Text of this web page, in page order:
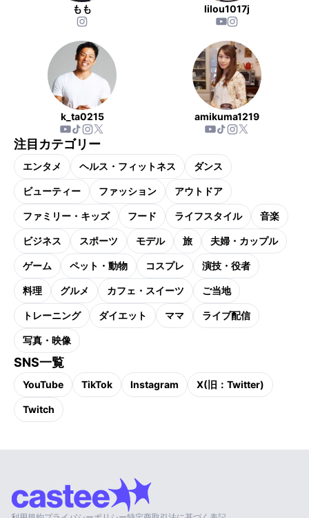
もも lilou1017j
k_ta0215 amikuma1219
注目カテゴリー
エンタメ ヘルス・フィットネス ダンス
ビューティー ファッション アウトドア
ファミリー・キッズ フード ライフスタイル 音楽
ビジネス スポーツ モデル 旅 夫婦・カップル
ゲーム ペット・動物 コスプレ 演技・役者
料理 グルメ カフェ・スイーツ ご当地
トレーニング ダイエット ママ ライブ配信
写真・映像
SNS一覧
YouTube TikTok Instagram X(旧：Twitter)
Twitch